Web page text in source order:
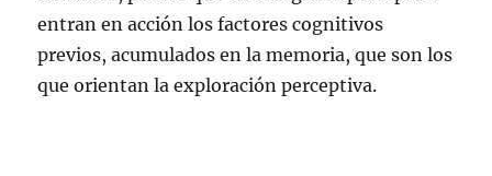
entran en acción los factores cognitivos
previos, acumulados en la memoria, que son los
que orientan la exploración perceptiva.